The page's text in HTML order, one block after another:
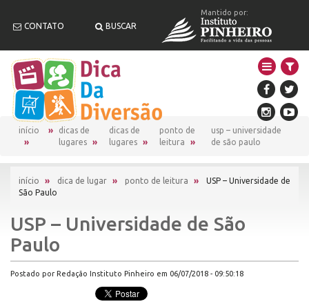
CONTATO BUSCAR
Mantido por:
início
dicas de
lugares
dicas de
lugares
ponto de
leitura
usp – universidade
de são paulo
início » dica de lugar » ponto de leitura »
USP – Universidade de
São Paulo
USP – Universidade de São
Paulo
Postado por Redação Instituto Pinheiro em 06/07/2018 - 09:50:18